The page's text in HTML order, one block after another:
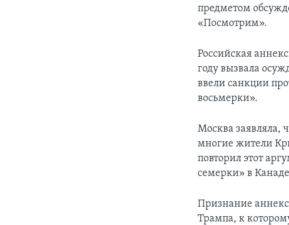
предметом
«Посмотрим».
Российская
году вызвала
ввели санкции
восьмерки».
Москва заявляла,
многие жители
повторил этот
семерки» в
Признание
Трампа, к